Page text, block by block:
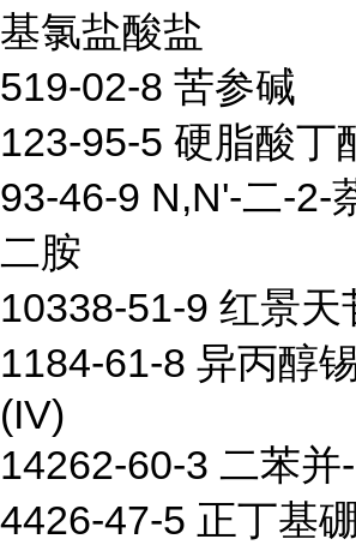
基氯盐酸盐
519-02-8 苦参碱
123-95-5 硬脂酸丁
93-46-9 N,N'-二-2-
二胺
10338-51-9 红景天
1184-61-8 异丙醇
(IV)
14262-60-3 二苯并
4426-47-5 正丁基